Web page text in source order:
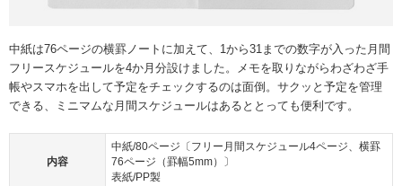
中紙は76ページの横罫ノートに加えて、1から31までの数字が入った月間
フリースケジュールを4か月分設けました。メモを取りながらわざわざ手
帳やスマホを出して予定をチェックするのは面倒。サクッと予定を管理
できる、ミニマムな月間スケジュールはあるととっても便利です。
内容
中紙/80ページ〔フリー月間スケジュール4ページ、横罫
76ページ（罫幅5mm）〕
表紙/PP製